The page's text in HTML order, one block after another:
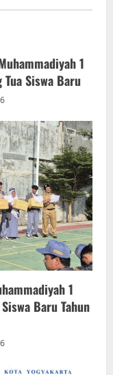
1
Siswa Baru
1
Baru Tahun